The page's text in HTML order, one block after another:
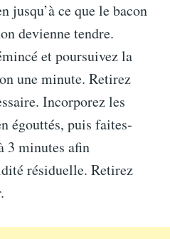
jusqu’à ce que le bacon
devienne tendre.
et poursuivez la
une minute. Retirez
Incorporez les
égouttés, puis faites-
3 minutes afin
résiduelle. Retirez